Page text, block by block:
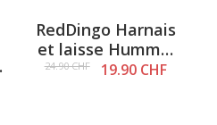
RedDingo Harnais
et laisse Hummel
Turquoise - XS
24.90 CHF 19.90 CHF